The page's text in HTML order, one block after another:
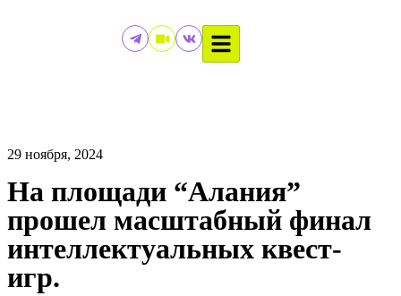
29 ноября, 2024
На площади “Алания”
прошел масштабный финал
интеллектуальных квест-
игр.